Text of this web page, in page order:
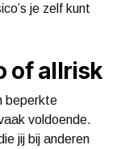
je zelf kunt
of allrisk
beperkte
voldoende.
jij bij anderen